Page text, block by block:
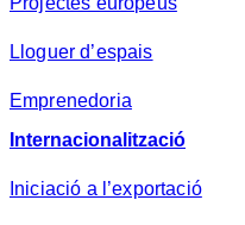
Lloguer d’espais
Emprenedoria
Internacionalització
Iniciació a l’exportació